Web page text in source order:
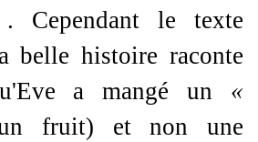
Cependant le texte
belle histoire raconte
a mangé un «
fruit) et non une